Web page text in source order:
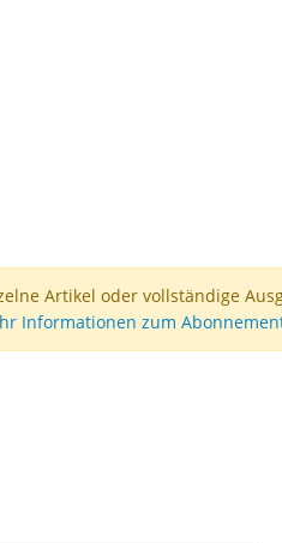
Artikel oder vollständige
Informationen zum